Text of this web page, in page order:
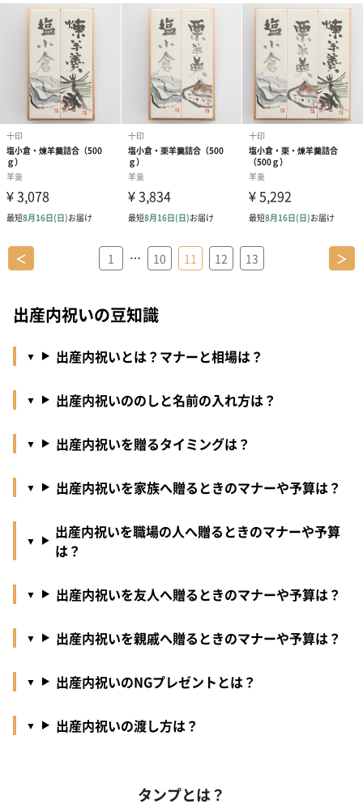
＜ 1 … 10 11 12 13 ＞
出産内祝いの豆知識
出産内祝いとは？マナーと相場は？
出産内祝いののしと名前の入れ方は？
出産内祝いを贈るタイミングは？
出産内祝いを家族へ贈るときのマナーや予算は？
出産内祝いを職場の人へ贈るときのマナーや予算
は？
出産内祝いを友人へ贈るときのマナーや予算は？
出産内祝いを親戚へ贈るときのマナーや予算は？
出産内祝いのNGプレゼントとは？
出産内祝いの渡し方は？
タンプとは？